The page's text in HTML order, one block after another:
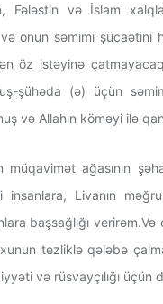
Fələstin və İslam
onun səmimi
öz istəyinə
şühəda (ə) üçün
və Allahın köməyi ilə
ağasının
insanlara, Livanın
başsağlığı
tezliklə qələbə